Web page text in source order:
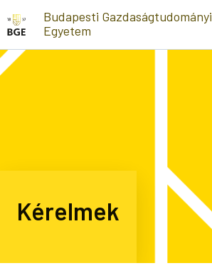
Ugrás a tartalomra
Budapesti Gazdaságtudományi
Egyetem
Kérelmek